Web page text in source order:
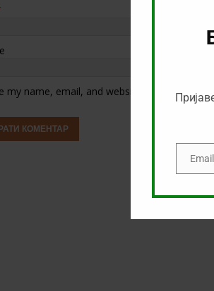
my name, email, and website in this
EmailEmail